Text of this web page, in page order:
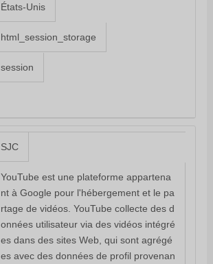
États-Unis
html_session_storage
session
SJC
YouTube est une plateforme appartena
nt à Google pour l'hébergement et le pa
rtage de vidéos. YouTube collecte des d
onnées utilisateur via des vidéos intégré
es dans des sites Web, qui sont agrégé
es avec des données de profil provenan